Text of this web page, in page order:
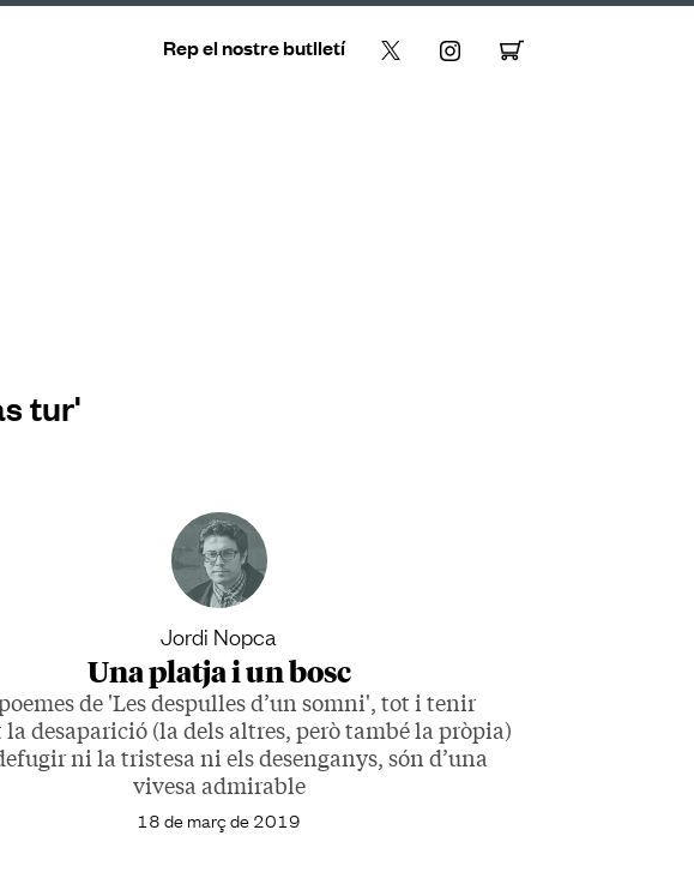
Rep el nostre butlletí
tur'
Jordi Nopca
Una platja i un bosc
de 'Les despulles d’un somni', tot i tenir
la desaparició (la dels altres, però també la pròpia)
ni la tristesa ni els desenganys, són d’una
vivesa admirable
18 de març de 2019